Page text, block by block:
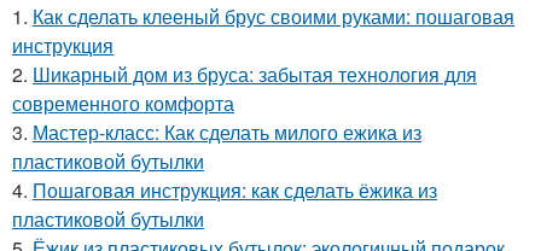
1. Как сделать клееный брус своими руками: пошаговая
инструкция
2. Шикарный дом из бруса: забытая технология для
современного комфорта
3. Мастер-класс: Как сделать милого ежика из
пластиковой бутылки
4. Пошаговая инструкция: как сделать ёжика из
пластиковой бутылки